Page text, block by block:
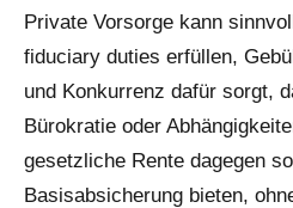
Private Vorsorge kann
fiduciary duties erfüllen,
und Konkurrenz dafür sorgt,
Bürokratie oder
gesetzliche Rente dagegen
Basisabsicherung bieten,